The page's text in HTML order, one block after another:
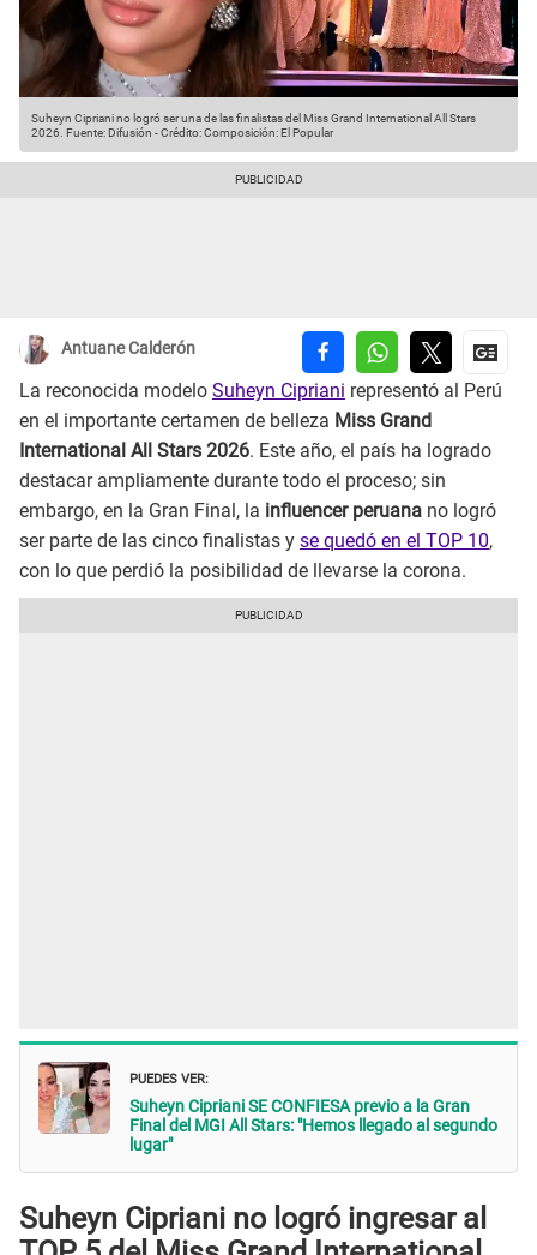
Suheyn Cipriani no logró ser una de las finalistas del Miss Grand International All Stars
2026. Fuente: Difusión -Crédito: Composición: El Popular
Antuane Calderón
La reconocida modelo Suheyn Cipriani representó al Perú
en el importante certamen de belleza Miss Grand
International All Stars 2026. Este año, el país ha logrado
destacar ampliamente durante todo el proceso; sin
embargo, en la Gran Final, la influencer peruana no logró
ser parte de las cinco finalistas y se quedó en el TOP 10,
con lo que perdió la posibilidad de llevarse la corona.
PUEDES VER:
Suheyn Cipriani SE CONFIESA previo a la Gran
Final del MGI All Stars: "Hemos llegado al segundo
lugar"
Suheyn Cipriani no logró ingresar al